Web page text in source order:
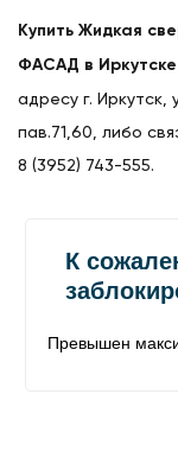
Купить Жидкая
ФАСАД в Иркутске
адресу г.
пав.71,60, либо
8 (3952) 743-555.